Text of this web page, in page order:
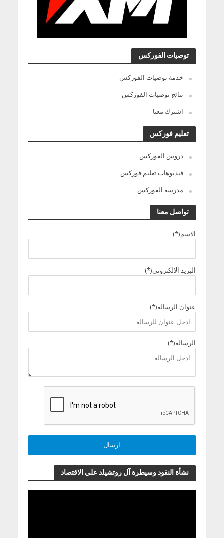
توصيات الفوركس
خدمة توصيات الفوركس
نتائج توصيات الفوركس
اشترك معنا
تعليم فوركس
دروس الفوركس
فيديوهات تعليم فوركس
مدرسة الفوركس
تواصل معنا
الاسم(*)
البريد الالكترونى(*)
عنوان الرسالة(*)
الرسالة(*)
نشأة النقود وسيطرة آل روتشيلد علي الاقتصاد